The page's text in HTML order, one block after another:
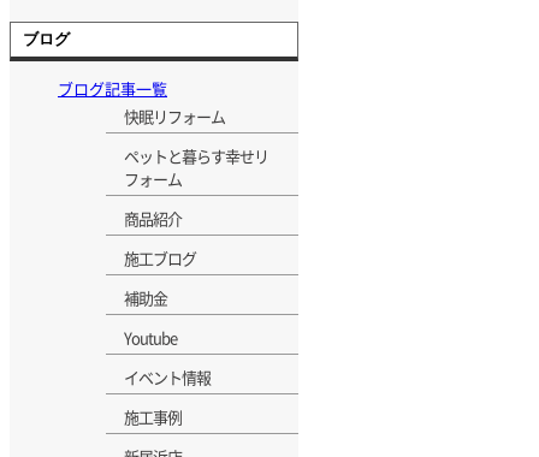
ブログ
ブログ記事一覧
快眠リフォーム
ペットと暮らす幸せリ
フォーム
商品紹介
施工ブログ
補助金
Youtube
イベント情報
施工事例